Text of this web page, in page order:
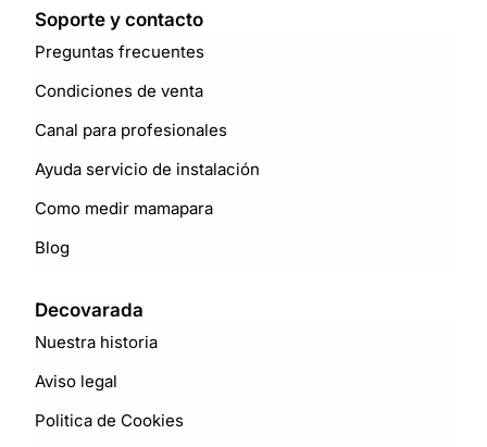
Soporte y contacto
Preguntas frecuentes
Condiciones de venta
Canal para profesionales
Ayuda servicio de instalación
Como medir mamapara
Blog
Decovarada
Nuestra historia
Aviso legal
Politica de Cookies